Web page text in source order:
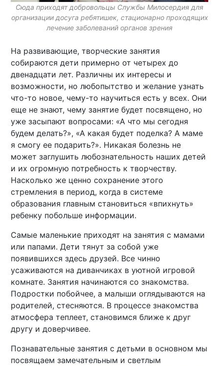
Сюда приходят добровольцы Службы Милосердия для
организации досуга ребятишек, стационарно проходящих
лечение заболеваний органов зрения
На развивающие, творческие занятия
собираются дети примерно от четырех до
двенадцати лет. Различны их интересы и
возможности, но любопытство и желание узнать
что-то новое, чему-то научиться есть у всех. Они
еще не знают, чему занятие будет посвящено, но
уже засыпают вопросами: «А что мы сегодня
будем делать?», «А какая будет поделка? А маме
я смогу ее подарить?». Никакая болезнь не
может заглушить любознательность наших детей
и их огромную потребность к творчеству.
Насколько же ценно сохранение этого
стремления в период, когда в системе
образования главным становиться «впихнуть»
ребенку побольше информации.
Самые маленькие приходят на занятия с мамами
или папами. Дети тянут за собой уже
появившихся здесь друзей. Все чинно
усаживаются на диванчиках в уютной игровой
комнате. Занятия начинаются со знакомства.
Подростки побойчее, а малыши оглядываются на
родителей, стесняются. В процессе знакомства
атмосфера теплеет, становимся ближе к друг
другу и доверчивее.
Познавательные занятия с детьми в основном мы
посвящаем замечательным и светлым